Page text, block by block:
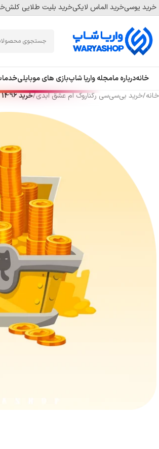
Skip
navigation
Skip
main
content
خرید یوسیخرید الماس لایکیخرید بلیت طلایی کلش
خانهدرباره مامجله واریا شاپبازی های موبایلی
پابجی موبایل
کینگ‌شات
خانه/خرید بی‌سی‌سی رگناروک ام عشق ابدی/خرید 1496 بی‌سی‌سی بازی رگناروک ام عشق ابدی ارزان